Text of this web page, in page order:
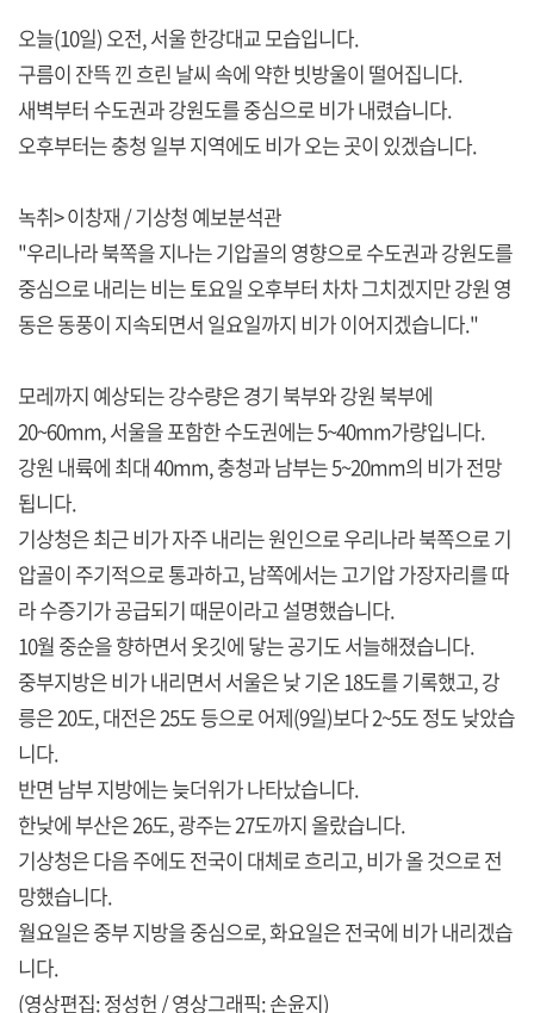
오늘(10일) 오전, 서울 한강대교 모습입니다.
구름이 잔뜩 낀 흐린 날씨 속에 약한 빗방울이 떨어집니다.
새벽부터 수도권과 강원도를 중심으로 비가 내렸습니다.
오후부터는 충청 일부 지역에도 비가 오는 곳이 있겠습니다.
녹취> 이창재 / 기상청 예보분석관
"우리나라 북쪽을 지나는 기압골의 영향으로 수도권과 강원도를
중심으로 내리는 비는 토요일 오후부터 차차 그치겠지만 강원 영
동은 동풍이 지속되면서 일요일까지 비가 이어지겠습니다."
모레까지 예상되는 강수량은 경기 북부와 강원 북부에
20~60mm, 서울을 포함한 수도권에는 5~40mm가량입니다.
강원 내륙에 최대 40mm, 충청과 남부는 5~20mm의 비가 전망
됩니다.
기상청은 최근 비가 자주 내리는 원인으로 우리나라 북쪽으로 기
압골이 주기적으로 통과하고, 남쪽에서는 고기압 가장자리를 따
라 수증기가 공급되기 때문이라고 설명했습니다.
10월 중순을 향하면서 옷깃에 닿는 공기도 서늘해졌습니다.
중부지방은 비가 내리면서 서울은 낮 기온 18도를 기록했고, 강
릉은 20도, 대전은 25도 등으로 어제(9일)보다 2~5도 정도 낮았습
니다.
반면 남부 지방에는 늦더위가 나타났습니다.
한낮에 부산은 26도, 광주는 27도까지 올랐습니다.
기상청은 다음 주에도 전국이 대체로 흐리고, 비가 올 것으로 전
망했습니다.
월요일은 중부 지방을 중심으로, 화요일은 전국에 비가 내리겠습
니다.
(영상편집: 정성헌 / 영상그래픽: 손윤지)